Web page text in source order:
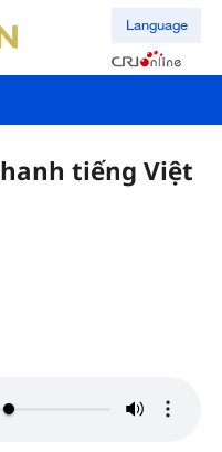
Language
tiếng Việt